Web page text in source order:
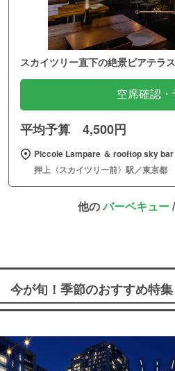
スカイツリー直下の絶景ビアテラス
空席確認・
平均予算 4,500円
Piccole Lampare ＆ rooftop sky bar
押上〈スカイツリー前〉駅／東京都
他のバーベキュー/
今が旬！季節のおすすめ特集